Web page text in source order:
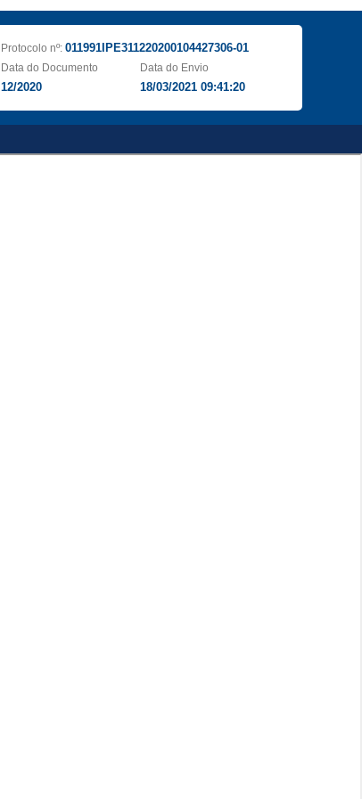
Protocolo nº: 011991IPE311220200104427306-01
Data do Documento
12/2020
Data do Envio
18/03/2021 09:41:20